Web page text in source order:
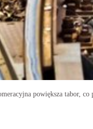
powiększa tabor, co